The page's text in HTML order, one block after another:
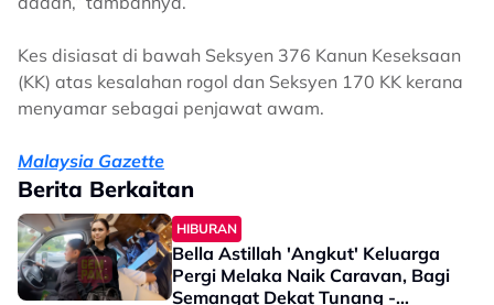
Kes disiasat di bawah Seksyen 376 Kanun Keseksaan
(KK) atas kesalahan rogol dan Seksyen 170 KK kerana
menyamar sebagai penjawat awam.
Malaysia Gazette
Berita Berkaitan
HIBURAN
Bella Astillah 'Angkut' Keluarga
Pergi Melaka Naik Caravan, Bagi
Semangat Dekat Tunang -